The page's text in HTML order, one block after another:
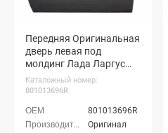
Передняя Оригинальная
дверь левая под
молдинг Лада Ларгус
(неокрашенная)
Каталожный номер:
801013696R
801013696R
Оригинал